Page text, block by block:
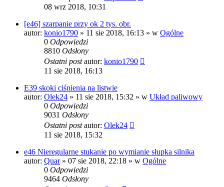
08 wrz 2018, 10:31
[e46] szarpanie przy ok 2 tys. obr.
autor: konio1790 » 11 sie 2018, 16:13 » w Ogólne
0 Odpowiedzi
8810 Odsłony
Ostatni postautor: konio1790
11 sie 2018, 16:13
E39 skoki ciśnienia na listwie
autor: Olek24 » 11 sie 2018, 15:32 » w Układ paliwowy
0 Odpowiedzi
9031 Odsłony
Ostatni postautor: Olek24
11 sie 2018, 15:32
e46 Nieregularne stukanie po wymianie słupka silnika
autor: Quar» 07 sie 2018, 22:18 » w Ogólne
0 Odpowiedzi
9464 Odsłony